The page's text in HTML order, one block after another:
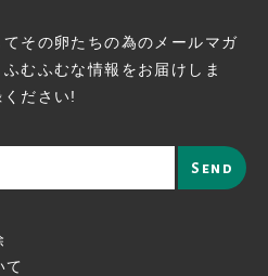
その卵たちの為のメールマガ
むふむな情報をお届けしま
ださい!
て